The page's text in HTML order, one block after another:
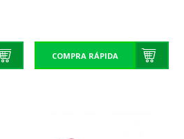
COMPRA RÁPIDA